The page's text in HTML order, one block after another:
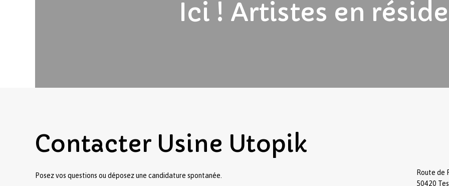
Ici ! Artistes en
Contacter Usine Utopik
Posez vos questions ou déposez une candidature spontanée.
Route de
50420